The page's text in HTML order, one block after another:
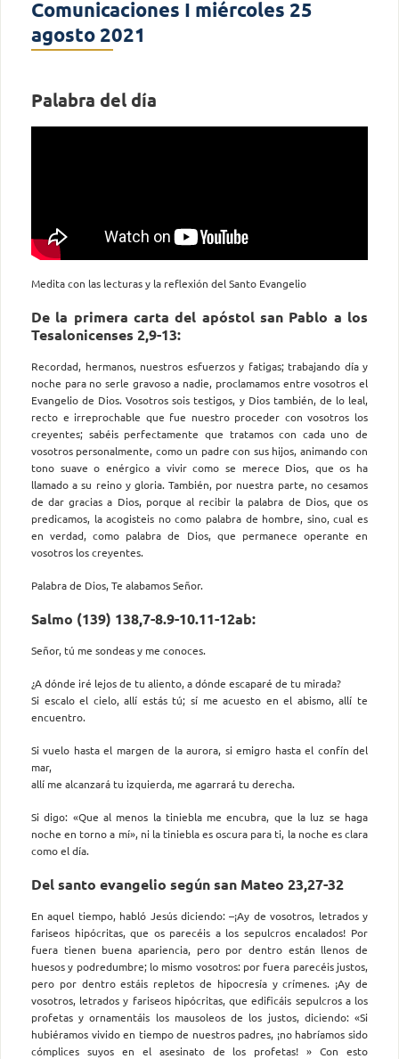
Comunicaciones I miércoles 25
agosto 2021
Palabra del día
Medita con las lecturas y la reflexión del Santo Evangelio
De la primera carta del apóstol san Pablo a los
Tesalonicenses 2,9-13:
Recordad, hermanos, nuestros esfuerzos y fatigas; trabajando día y
noche para no serle gravoso a nadie, proclamamos entre vosotros el
Evangelio de Dios. Vosotros sois testigos, y Dios también, de lo leal,
recto e irreprochable que fue nuestro proceder con vosotros los
creyentes; sabéis perfectamente que tratamos con cada uno de
vosotros personalmente, como un padre con sus hijos, animando con
tono suave o enérgico a vivir como se merece Dios, que os ha
llamado a su reino y gloria. También, por nuestra parte, no cesamos
de dar gracias a Dios, porque al recibir la palabra de Dios, que os
predicamos, la acogisteis no como palabra de hombre, sino, cual es
en verdad, como palabra de Dios, que permanece operante en
vosotros los creyentes.
Palabra de Dios, Te alabamos Señor.
Salmo (139) 138,7-8.9-10.11-12ab:
Señor, tú me sondeas y me conoces.
¿A dónde iré lejos de tu aliento, a dónde escaparé de tu mirada?
Si escalo el cielo, allí estás tú; sí me acuesto en el abismo, allí te
encuentro.
Si vuelo hasta el margen de la aurora, si emigro hasta el confín del
mar,
allí me alcanzará tu izquierda, me agarrará tu derecha.
Si digo: «Que al menos la tiniebla me encubra, que la luz se haga
noche en torno a mí», ni la tiniebla es oscura para ti, la noche es clara
como el día.
Del santo evangelio según san Mateo 23,27-32
En aquel tiempo, habló Jesús diciendo: –¡Ay de vosotros, letrados y
fariseos hipócritas, que os parecéis a los sepulcros encalados! Por
fuera tienen buena apariencia, pero por dentro están llenos de
huesos y podredumbre; lo mismo vosotros: por fuera parecéis justos,
pero por dentro estáis repletos de hipocresía y crímenes. ¡Ay de
vosotros, letrados y fariseos hipócritas, que edificáis sepulcros a los
profetas y ornamentáis los mausoleos de los justos, diciendo: «Si
hubiéramos vivido en tiempo de nuestros padres, ¡no habríamos sido
cómplices suyos en el asesinato de los profetas! » Con esto